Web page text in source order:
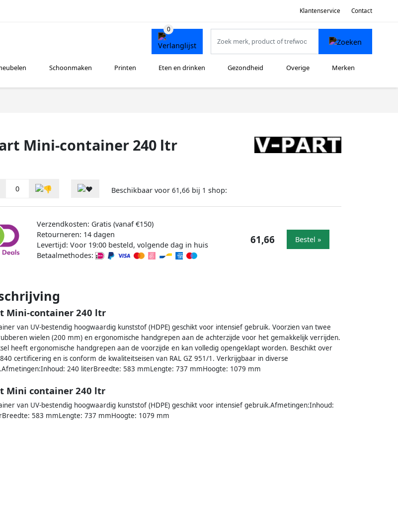
Klantenservice Contact
Schoonmaken Printen Eten en drinken Gezondheid Overige Merken
Mini-container 240 ltr
0 Beschikbaar voor 61,66 bij 1 shop:
Verzendkosten: Gratis (vanaf €150)
Retourneren: 14 dagen
Levertijd: Voor 19:00 besteld, volgende dag in huis
Betaalmethodes:
61,66 Bestel »
Mini-container 240 ltr
van UV-bestendig hoogwaardig kunststof (HDPE) geschikt voor intensief gebruik. Voorzien van twee
wielen (200 mm) en ergonomische handgrepen aan de achterzijde voor het gemakkelijk verrijden.
heeft ergonomische handgrepen aan de voorzijde en kan volledig opengeklapt worden. Beschikt over
certificering en is conform de kwaliteitseisen van RAL GZ 951/1. Verkrijgbaar in diverse
240 literBreedte: 583 mmLengte: 737 mmHoogte: 1079 mm
Mini container 240 ltr
van UV-bestendig hoogwaardig kunststof (HDPE) geschikt voor intensief gebruik.Afmetingen:Inhoud:
583 mmLengte: 737 mmHoogte: 1079 mm